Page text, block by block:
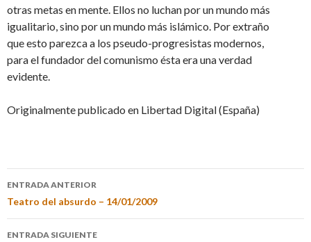
otras metas en mente. Ellos no luchan por un mundo más
igualitario, sino por un mundo más islámico. Por extraño
que esto parezca a los pseudo-progresistas modernos,
para el fundador del comunismo ésta era una verdad
evidente.
Originalmente publicado en Libertad Digital (España)
ENTRADA ANTERIOR
Teatro del absurdo – 14/01/2009
ENTRADA SIGUIENTE